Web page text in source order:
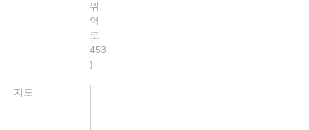
위
역
로
453
지도